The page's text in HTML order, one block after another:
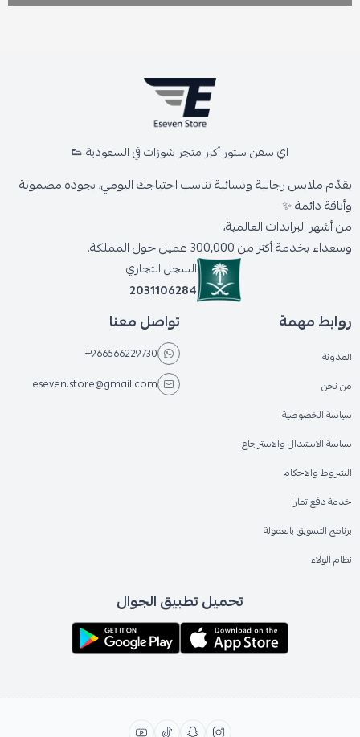
اي سفن ستور أكبر متجر شوزات في السعودية 👟
يقدّم ملابس رجالية ونسائية تناسب احتياجك اليومي، بجودة مضمونة
وأناقة دائمة ✨
من أشهر البراندات العالمية،
وسعداء بخدمة أكثر من 300,000 عميل حول المملكة.
السجل التجاري
2031106284
روابط مهمة
المدونة
من نحن
سياسة الخصوصية
سياسة الاستبدال والاسترجاع
الشروط والاحكام
خدمة دفع تمارا
برنامج التسويق بالعمولة
نظام الولاء
تواصل معنا
+966566229730
eseven.store@gmail.com
تحميل تطبيق الجوال